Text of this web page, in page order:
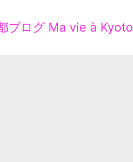
ブログ Ma vie à Kyoto